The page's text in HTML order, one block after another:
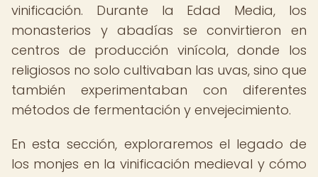
vinificación. Durante la Edad Media, los
monasterios y abadías se convirtieron en
centros de producción vinícola, donde los
religiosos no solo cultivaban las uvas, sino que
también experimentaban con diferentes
métodos de fermentación y envejecimiento.
En esta sección, exploraremos el legado de
los monjes en la vinificación medieval y cómo